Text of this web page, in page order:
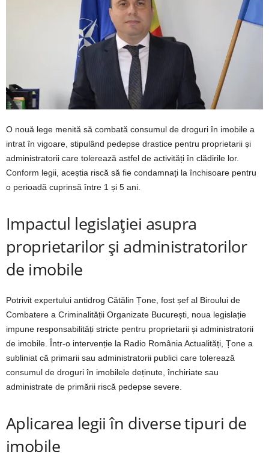
O nouă lege menită să combată consumul de droguri în imobile a
intrat în vigoare, stipulând pedepse drastice pentru proprietarii și
administratorii care tolerează astfel de activități în clădirile lor.
Conform legii, aceștia riscă să fie condamnați la închisoare pentru
o perioadă cuprinsă între 1 și 5 ani.
Impactul legislației asupra
proprietarilor și administratorilor
de imobile
Potrivit expertului antidrog Cătălin Țone, fost șef al Biroului de
Combatere a Criminalității Organizate București, noua legislație
impune responsabilități stricte pentru proprietarii și administratorii
de imobile. Într-o intervenție la Radio România Actualități, Țone a
subliniat că primarii sau administratorii publici care tolerează
consumul de droguri în imobilele deținute, închiriate sau
administrate de primării riscă pedepse severe.
Aplicarea legii în diverse tipuri de
imobile